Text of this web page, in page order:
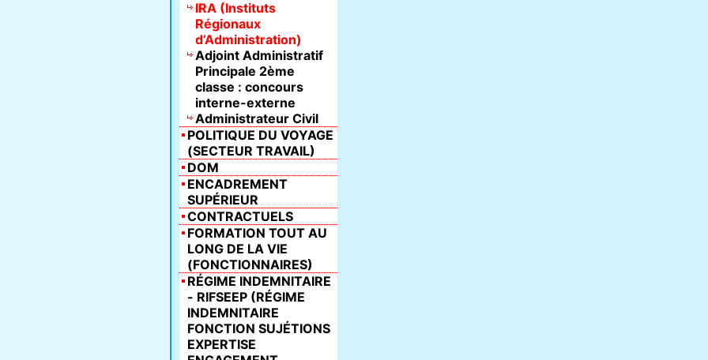
IRA (Instituts
Régionaux
d’Administration)
Adjoint Administratif
Principale 2ème
classe : concours
interne-externe
Administrateur Civil
POLITIQUE DU VOYAGE
(SECTEUR TRAVAIL)
DOM
ENCADREMENT
SUPÉRIEUR
CONTRACTUELS
FORMATION TOUT AU
LONG DE LA VIE
(FONCTIONNAIRES)
RÉGIME INDEMNITAIRE
- RIFSEEP (RÉGIME
INDEMNITAIRE
FONCTION SUJÉTIONS
EXPERTISE